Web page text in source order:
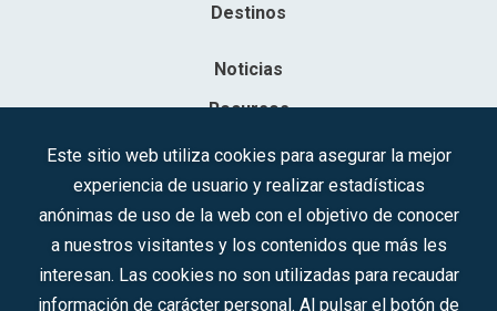
Destinos
Noticias
Recursos
Contacto
Sociedad Mercantil Estatal para la Gestión de la Innovación y las
C.I.F.: A-81/874.984
Este sitio web utiliza cookies para asegurar la mejor
experiencia de usuario y realizar estadísticas
anónimas de uso de la web con el objetivo de conocer
a nuestros visitantes y los contenidos que más les
interesan. Las cookies no son utilizadas para recaudar
información de carácter personal. Al pulsar el botón de